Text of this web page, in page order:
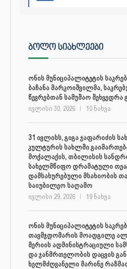
ᲑᲝᲚᲝ ᲡᲘᲐᲮᲚᲔᲔᲑᲘ
ონის მუნიციპალიტეტის
ბაჩანა მარკოიშვილმა,
წევრებთან სამუშაო შეხვედრა
ივლისი 30, 2026 10 ნახვა
31 ივლისს, გიგა ჯაფარიძის
კულტურის სახლში
მოქალაქის, თბილისის
სახელმწიფო დრამატული
დამსახურებული მსახიობის
საიუბილეო საღამო
ივლისი 29, 2026 19 ნახვა
ონის მუნიციპალიტეტის
თავმჯდომარის მოადგილე
მერიის ადმინისტრაციული
და ჯანმრთელობის დაცვის
ხელმძღვანელი მარინე